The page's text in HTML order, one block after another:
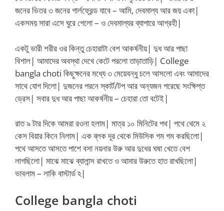
জনের ভিতর ৩ জনের গার্লফ্রেন্ড যাবে – আমি, দেবমাল্য আর জয় একা|
একসময় সারা এসে ঘুরে গেলো – ও দেবমাল্যর ব্যাপারে আগ্রহী|
একটু ভারী শরীর ওর কিন্তু চেহারাটা বেশ আকর্ষনীয়| দুধ আর পাছা
বিশাল| আমাদের অবস্থা দেখে কেটে পরলো তাড়াতাড়ি| College
bangla choti কিছুক্ষনের মধ্যে ৩ মেয়েবন্ধু চলে আসলো এবং আমাদের
সাথে যোগ দিলো| দুজনের পরনে স্কার্ট/টপ আর অন্যজন পরেছে সংক্ষিপ্ত
ড্রেস| সবার দুধ আর পাছা আকর্ষনীয় – চেহারা তো বটেই|
রাত ৯ টার দিকে আমরা রওনা হলাম| মাত্র ১০ মিনিটের পথ| পথে থেমে ২
কেস বিয়ার কিনে নিলাম| এক ব্লক দূর থেকে মিউসিক গম গম করছিলো|
পথে আসতে আসতে পাশে বসা নয়নার উরু আর দুধের ঘষা খেতে বেশ
লাগছিলো| মাঝে মাঝে ব্যালান্স রাখতে ও আমার উরুতে হাত রাখছিলো|
ভাবলাম – লাকি বাস্টার্ড ঽ|
College bangla choti